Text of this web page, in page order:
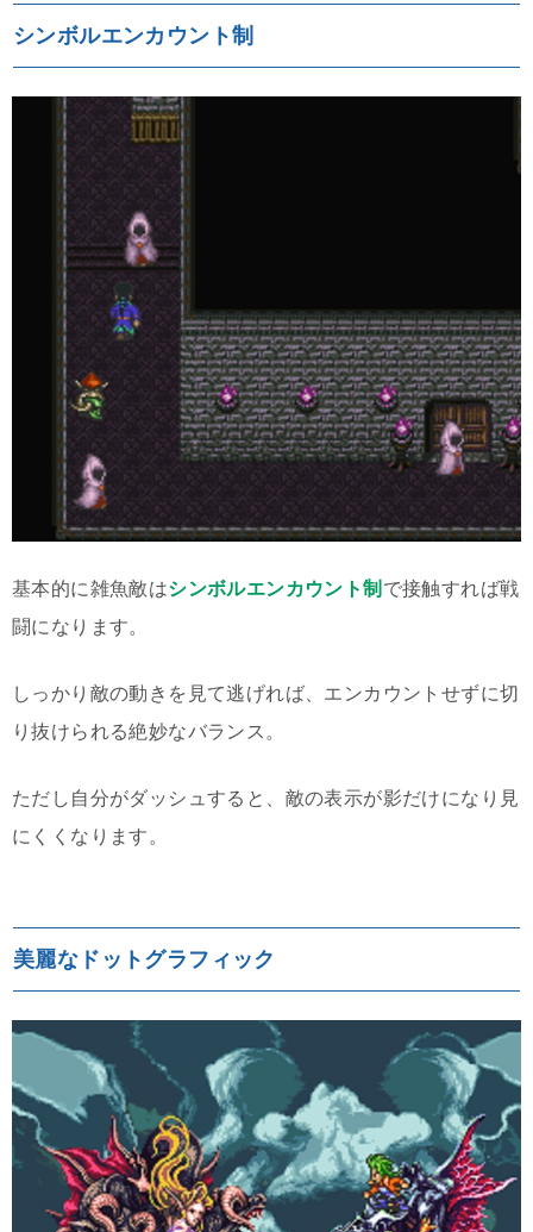
シンボルエンカウント制
基本的に雑魚敵はシンボルエンカウント制 で接触すれば戦
闘になります。
しっかり敵の動きを見て逃げれば、エンカウントせずに切
り抜けられる絶妙なバランス。
ただし自分がダッシュすると、敵の表示が影だけになり見
にくくなります。
美麗なドットグラフィック